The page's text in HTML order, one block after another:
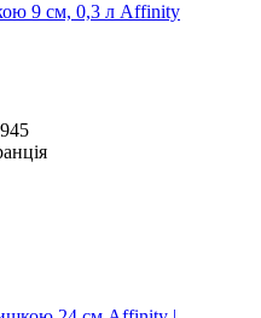
9 см, 0,3 л Affinity